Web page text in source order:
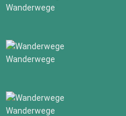
Wanderwege
Wanderwege
Wanderwege